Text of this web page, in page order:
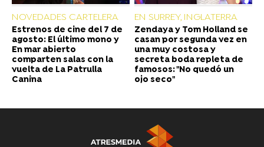
NOVEDADES CARTELERA
Estrenos de cine del 7 de
agosto: El último mono y
En mar abierto
comparten salas con la
vuelta de La Patrulla
Canina
EN SURREY, INGLATERRA
Zendaya y Tom Holland se
casan por segunda vez en
una muy costosa y
secreta boda repleta de
famosos: "No quedó un
ojo seco"